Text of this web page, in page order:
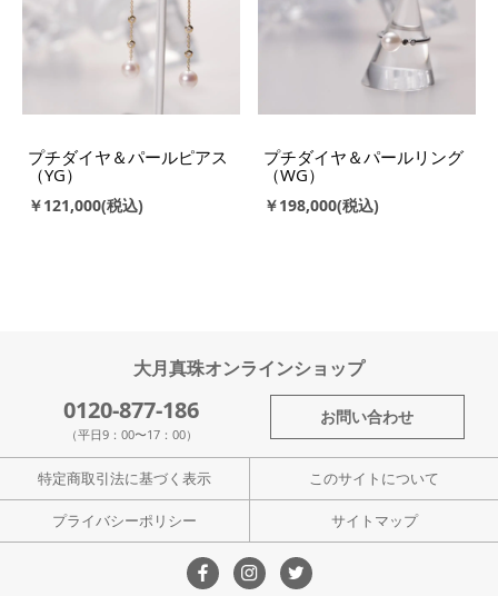
プチダイヤ＆パールピアス
（YG）
￥121,000
プチダイヤ＆パールリング
（WG）
￥198,000
大月真珠オンラインショップ
0120-877-186
（平日9：00〜17：00）
お問い合わせ
特定商取引法に基づく表示 このサイトについて
プライバシーポリシー サイトマップ